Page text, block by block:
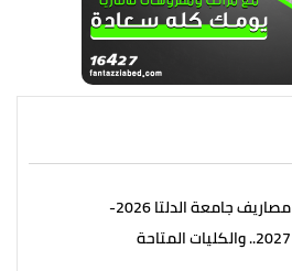
مصاريف جامعة الدلتا 2026-
2027.. والكليات المتاحة